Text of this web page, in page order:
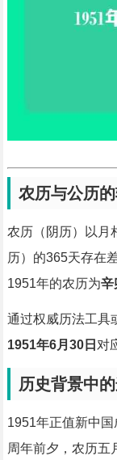
农历与公历
农历（阴历）以月
历）的365天存在
1951年的农历为辛
通过权威历法工具
1951年6月30日 对
历史背景中
1951年正值新中
周年前夕，农历五